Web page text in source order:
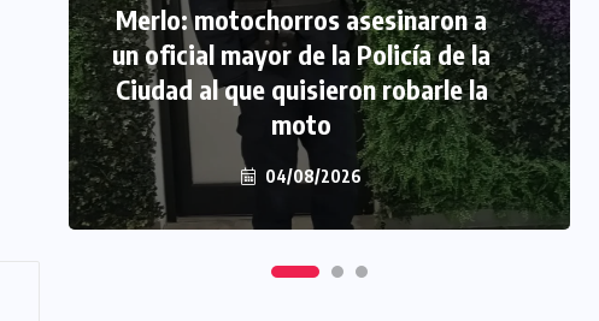
Merlo: motochorros asesinaron a
un oficial mayor de la Policía de la
Ciudad al que quisieron robarle la
moto
04/08/2026
Morón: se negó a declarar la
funcionaria narco y seguirá
detenida camino a prisión
preventiva
04/08/2026